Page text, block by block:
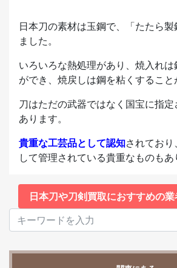
日本刀の素材は玉鋼で、「たたら
ました。
いろいろな熱処理があり、焼入れ
ができ、焼戻しは鋼を粘くすること
刀はただの武器ではなく国宝に指
あります。
貴重な工芸品として認知されてお
して管理されている貴重なものもあ
日本刀や刀剣買取におすすめの